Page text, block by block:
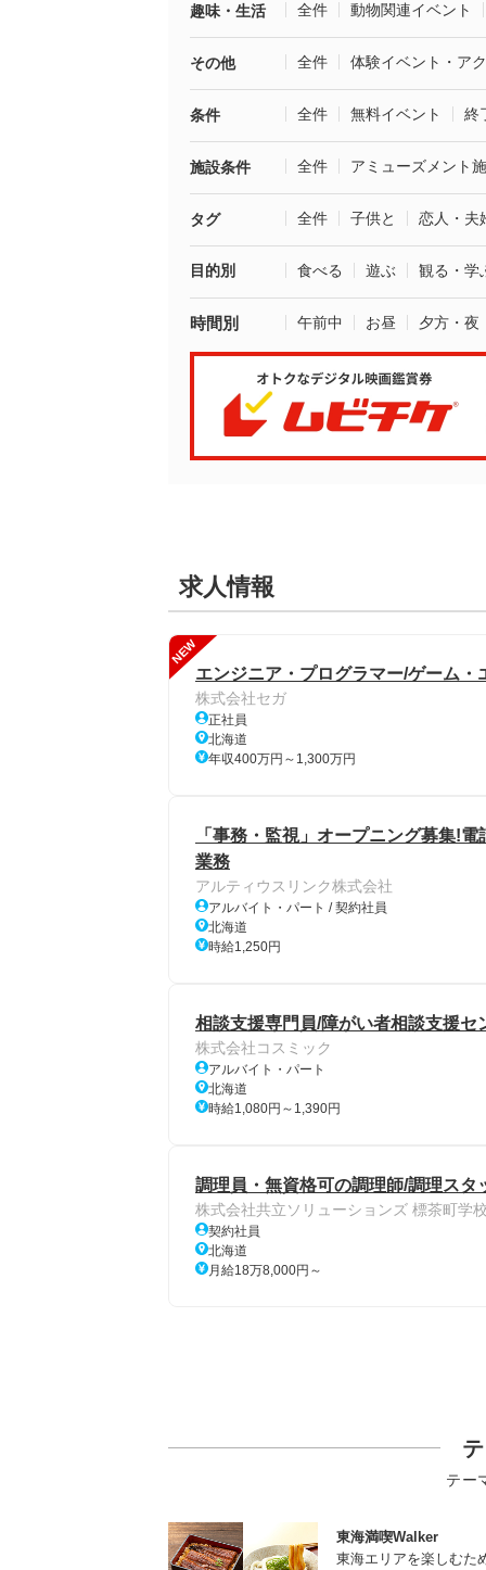
趣味・生活 全件 動物関連イベント
その他 全件 体験イベント・ア
条件 全件 無料イベント 終
施設条件 全件 アミューズメント
タグ 全件 子供と 恋人・夫
目的別 食べる 遊ぶ 観る・学
時間別 午前中 お昼 夕方・夜
求人情報
NEW
エンジニア・プログラマー/ゲーム・
株式会社セガ
正社員
北海道
年収400万円～1,300万円
「事務・監視」オープニング募集!
業務
アルティウスリンク株式会社
アルバイト・パート / 契約社員
北海道
時給1,250円
相談支援専門員/障がい者相談支援
株式会社コスミック
アルバイト・パート
北海道
時給1,080円～1,390円
調理員・無資格可の調理師/調理スタ
株式会社共立ソリューションズ 標茶町学
契約社員
北海道
月給18万8,000円～
テー
東海満喫Walker
東海エリアを楽しむた